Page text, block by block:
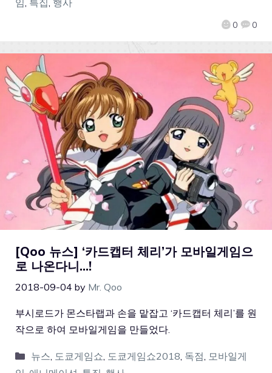
0 0
[Qoo 뉴스] ‘카드캡터 체리’가 모바일게임으
로 나온다니…!
2018-09-04 by Mr. Qoo
부시로드가 몬스타랩과 손을 맡잡고 ‘카드캡터 체리’를 원
작으로 하여 모바일게임을 만들었다.
뉴스 도쿄게임쇼 도쿄게임쇼2018 독점 모바일게